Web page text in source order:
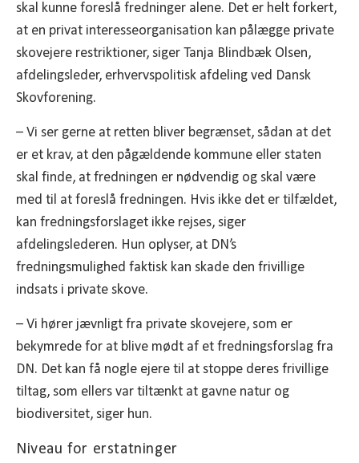
skal kunne foreslå fredninger alene. Det er helt forkert,
at en privat interesseorganisation kan pålægge private
skovejere restriktioner, siger Tanja Blindbæk Olsen,
afdelingsleder, erhvervspolitisk afdeling ved Dansk
Skovforening.
– Vi ser gerne at retten bliver begrænset, sådan at det
er et krav, at den pågældende kommune eller staten
skal finde, at fredningen er nødvendig og skal være
med til at foreslå fredningen. Hvis ikke det er tilfældet,
kan fredningsforslaget ikke rejses, siger
afdelingslederen. Hun oplyser, at DN’s
fredningsmulighed faktisk kan skade den frivillige
indsats i private skove.
– Vi hører jævnligt fra private skovejere, som er
bekymrede for at blive mødt af et fredningsforslag fra
DN. Det kan få nogle ejere til at stoppe deres frivillige
tiltag, som ellers var tiltænkt at gavne natur og
biodiversitet, siger hun.
Niveau for erstatninger